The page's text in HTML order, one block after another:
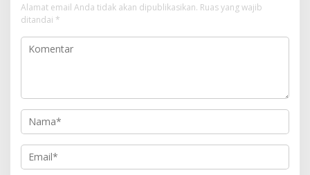
Alamat email Anda tidak akan dipublikasikan. Ruas yang wajib
ditandai *